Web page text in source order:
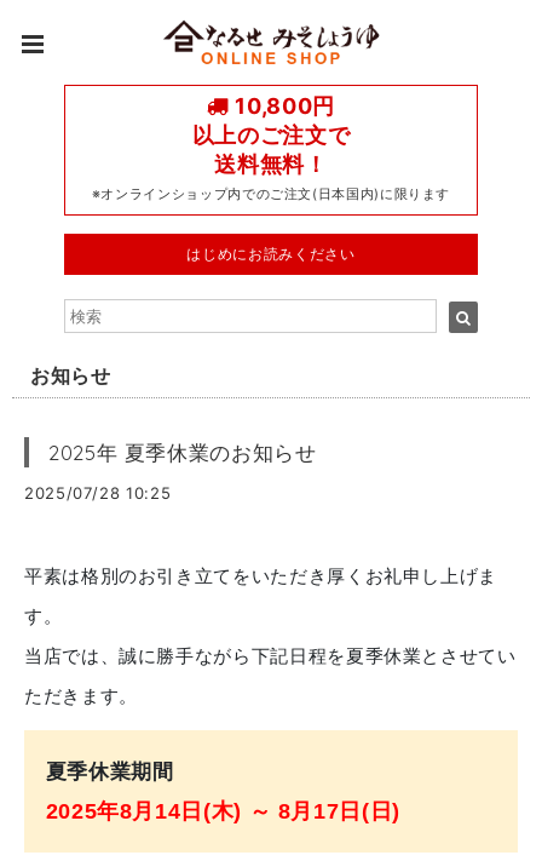
10,800円
以上のご注文で
送料無料！
※オンラインショップ内でのご注文(日本国内)に限ります
はじめにお読みください
お知らせ
2025年 夏季休業のお知らせ
2025/07/28 10:25
平素は格別のお引き立てをいただき厚くお礼申し上げま
す。
当店では、誠に勝手ながら下記日程を夏季休業とさせてい
ただきます。
夏季休業期間
2025年8月14日(木) ～ 8月17日(日)